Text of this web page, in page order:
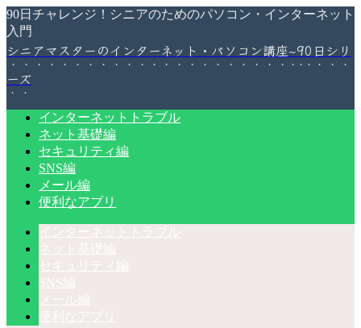
90日チャレンジ！シニアのためのパソコン・インターネット
入門
シニアマスターのインターネット・パソコン講座~90日シリ
ーズ
インターネットトラブル
ネット基礎編
セキュリティ編
SNS編
メール編
便利なアプリ